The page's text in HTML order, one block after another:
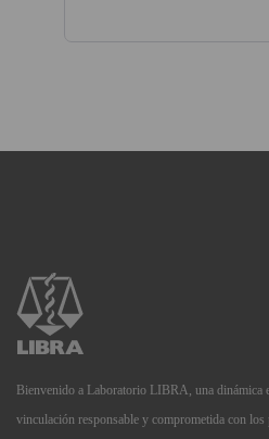
Bienvenido a Laboratorio LIBRA, una dinámica
vinculación responsable y comprometida con